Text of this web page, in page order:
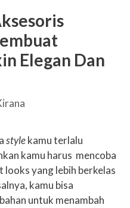
Elegan Dan
stylekamu terlalu
kamu harus mencoba
looks yang lebih berkelas
kamu bisa
untuk menambah